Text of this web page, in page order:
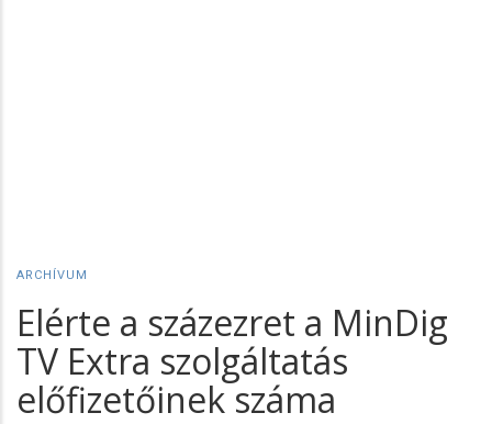
ARCHÍVUM
Elérte a százezret a MinDig
TV Extra szolgáltatás
előfizetőinek száma